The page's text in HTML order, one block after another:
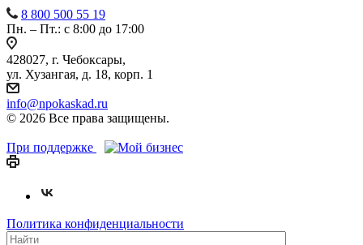
8 800 500 55 19
Пн. – Пт.: с 8:00 до 17:00
428027, г. Чебоксары,
ул. Хузангая, д. 18, корп. 1
info@npokaskad.ru
© 2026 Все права защищены.
При поддержке
Политика конфиденциальности